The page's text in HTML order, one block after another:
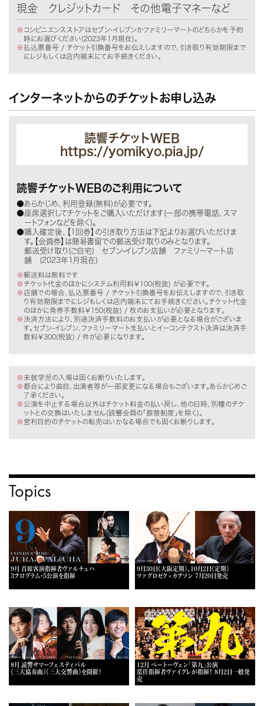
現金 クレジットカード その他電子マネーなど
コンビニエンスストアはセブン-イレブンかファミリーマートのどちらかを予約
時にお選びください(2023年1月現在)。
払込票番号 / チケット引換番号をお伝えしますので、引き取り有効期限まで
にレジもしくは店内端末にてお手続きください。
インターネットからのチケットお申し込み
読響チケットWEB
https://yomikyo.pia.jp/
読響チケットWEBのご利用について
●あらかじめ、利用登録(無料)が必要です。
●座席選択してチケットをご購入いただけます(一部の携帯電話、スマ
ートフォンなどを除く)。
●購入確定後、【1回券】の引き取り方法は下記よりお選びいただけま
す。【会員券】は簡易書留での郵送受け取りのみとなります。
郵送受け取り(ご自宅) セブン-イレブン店舗 ファミリーマート店
舗 (2023年1月現在)
郵送料は無料です
チケット代金のほかにシステム利用料￥100(税抜) が必要です。
店舗での場合、払込票番号 / チケット引換番号をお伝えしますので、引き取
り有効期限までにレジもしくは店内端末にてお手続きください。チケット代金
のほかに発券手数料￥150(税抜) / 枚のお支払いが必要となります。
決済方法により、別途決済手数料のお支払いが必要となる場合がございま
す。セブン-イレブン、ファミリーマート支払いとイーコンテクスト決済は決済手
数料￥300(税抜) / 件が必要になります。
未就学児の入場は固くお断りいたします。
都合により曲目、出演者等が一部変更になる場合もございます。あらかじめご
了承ください。
公演を中止する場合以外はチケット料金の払い戻し、他の日時、別種のチケ
ットとの交換はいたしません(読響会員の「振替制度」を除く)。
営利目的のチケットの転売はいかなる場合でも固くお断りします。
Topics
9月 首席客演指揮者ヴァルチュハ
3プログラム・5公演を指揮
9月30日《大阪定期》、10月2日《定期》
ツァグロゼク×カプソン 7月20日発売
8月 読響サマーフェスティバル
《三大協奏曲》《三大交響曲》を開催！
12月 ベートーヴェン「第九」公演
常任指揮者ヴァイグレが指揮！ 8月2日一般発
売